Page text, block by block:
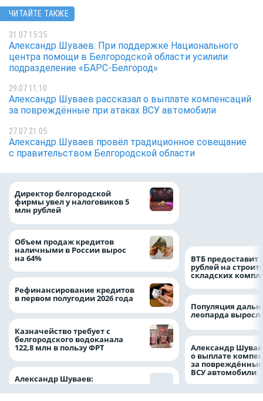
ЧИТАЙТЕ ТАКЖЕ
31.07 15:35
Александр Шуваев: При поддержке Национального
центра помощи в Белгородской области усилили
подразделение «БАРС-Белгород»
29.07 11:10
Александр Шуваев рассказал о выплате компенсаций
за повреждённые при атаках ВСУ автомобили
27.07 21:05
Александр Шуваев провёл традиционное совещание
с правительством Белгородской области
Директор белгородской
фирмы увел у налоговиков 5
млн рублей
Объем продаж кредитов
наличными в России вырос
на 64%
Рефинансирование кредитов
в первом полугодии 2026 года
Казначейство требует с
белгородского водоканала
122,8 млн в пользу ФРТ
Александр Шуваев:
ВТБ предоставит
рублей на
складских
Популяция
леопарда
Александр
о выплате
за
ВСУ автомобили